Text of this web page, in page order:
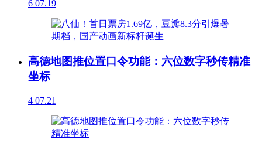
6 07.19
高德地图推位置口令功能：六位数字秒传精准
坐标
4 07.21